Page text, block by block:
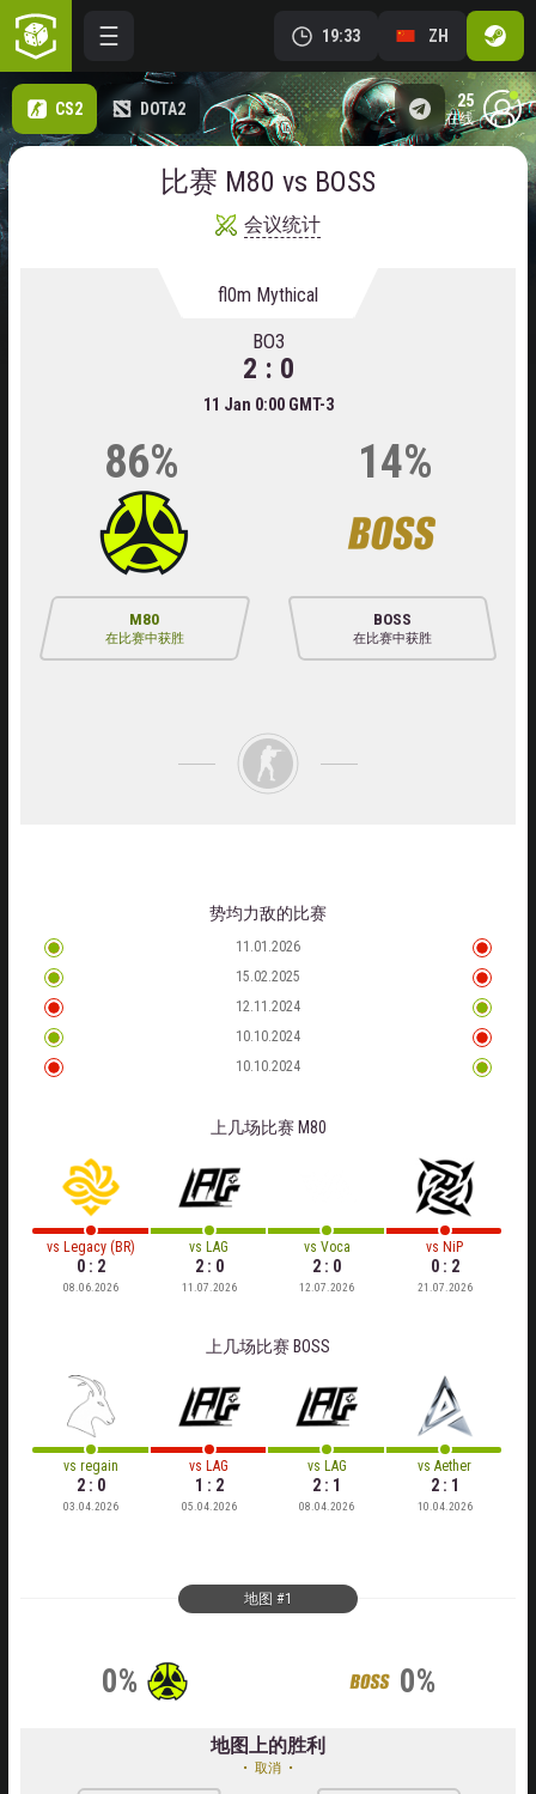
19:33 ZH
CS2 DOTA2 25
在线
比赛 M80 vs BOSS
会议统计
86%
M80
在比赛中获胜
14%
BOSS
在比赛中获胜
fl0m Mythical
BO3
2 : 0
11 Jan 0:00 GMT-3
上几场比赛 M80
vs Legacy (BR)
0 : 2
08.06.2026
vs LAG
2 : 0
11.07.2026
vs Voca
2 : 0
12.07.2026
vs NiP
0 : 2
21.07.2026
势均力敌的比赛
11.01.2026
15.02.2025
12.11.2024
10.10.2024
10.10.2024
上几场比赛 BOSS
vsregain
2 : 0
03.04.2026
vs LAG
1 : 2
05.04.2026
vs LAG
2 : 1
08.04.2026
vsAether
2 : 1
10.04.2026
地图 #1
0% 0%
地图上的胜利
取消